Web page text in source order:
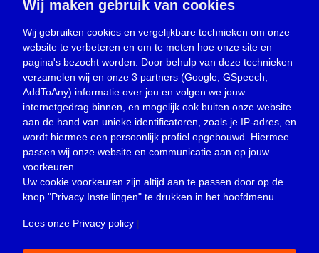
Gemeentepagina(104)
Ingezonden brief(538)
Media(156)
Nieuws (23.330)
Oproep(734)
Overlijden(39)
Podcast(18)
prijsvraag (5)
Religie (1.438)
Service(226)
Wij maken gebruik van cookies
Wij gebruiken cookies en vergelijkbare technieken om onze
website te verbeteren en om te meten hoe onze site en
pagina's bezocht worden. Door behulp van deze technieken
verzamelen wij en onze 3 partners (Google, GSpeech,
AddToAny) informatie over jou en volgen we jouw
internetgedrag binnen, en mogelijk ook buiten onze website
aan de hand van unieke identificatoren, zoals je IP-adres, en
wordt hiermee een persoonlijk profiel opgebouwd. Hiermee
passen wij onze website en communicatie aan op jouw
voorkeuren.
Uw cookie voorkeuren zijn altijd aan te passen door op de
knop "Privacy Instellingen" te drukken in het hoofdmenu.
Lees onze Privacy policy |